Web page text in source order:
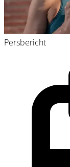
Persbericht